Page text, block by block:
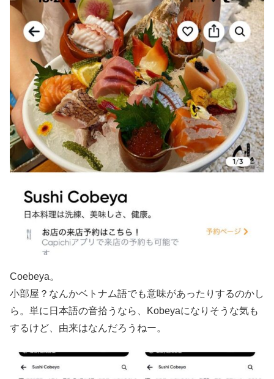
Coebeya。
小部屋？なんかベトナム語でも意味があったりするのかし
ら。単に日本語の音拾うなら、Kobeyaになりそうな気も
するけど、由来はなんだろうねー。